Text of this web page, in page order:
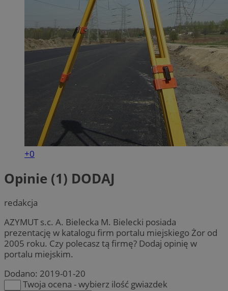
+0
Opinie (1) DODAJ
redakcja
AZYMUT s.c. A. Bielecka M. Bielecki posiada
prezentację w katalogu firm portalu miejskiego Żor od
2005 roku. Czy polecasz tą firmę? Dodaj opinię w
portalu miejskim.
Dodano: 2019-01-20
Twoja ocena - wybierz ilość gwiazdek